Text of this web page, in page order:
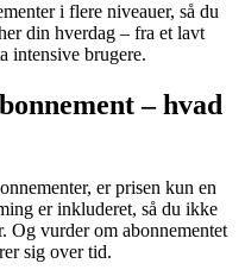
i flere niveauer, så du
din hverdag – fra et lavt
intensive brugere.
– hvad
er prisen kun en
er inkluderet, så du ikke
Og vurder om abonnementet
sig over tid.